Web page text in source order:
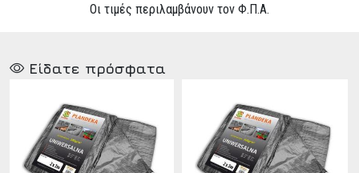
Οι τιμές περιλαμβάνουν τον Φ.Π.Α.
Είδατε πρόσφατα